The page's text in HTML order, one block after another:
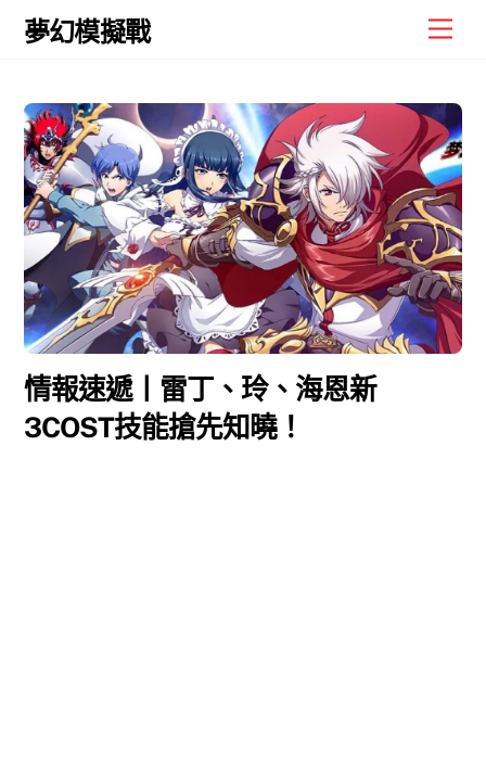
Skip
夢幻模擬戰
情報速遞丨雷丁、玲、海恩新
3COST技能搶先知曉！